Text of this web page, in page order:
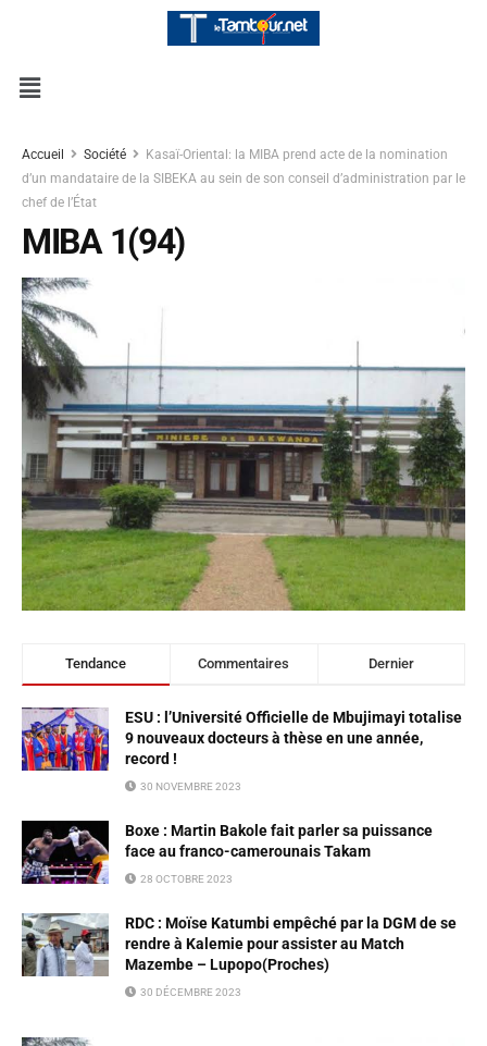
Accueil Société
Kasaï-Oriental: la MIBA prend acte de la nomination
d’un mandataire de la SIBEKA au sein de son conseil d’administration par le
chef de l’État
MIBA 1(94)
Tendance Commentaires Dernier
ESU : l’Université Officielle de Mbujimayi totalise
9 nouveaux docteurs à thèse en une année,
record !
30 NOVEMBRE 2023
Boxe : Martin Bakole fait parler sa puissance
face au franco-camerounais Takam
28 OCTOBRE 2023
RDC : Moïse Katumbi empêché par la DGM de se
rendre à Kalemie pour assister au Match
Mazembe – Lupopo(Proches)
30 DÉCEMBRE 2023